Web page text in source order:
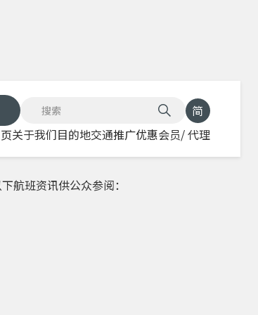
简
关于我们目的地交通推广优惠会员/ 代理
航班资讯供公众参阅：